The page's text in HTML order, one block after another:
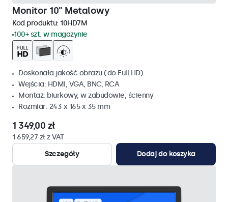
Monitor 10" Metalowy
Kod produktu: 10HD7M
100+ szt. w magazynie
Doskonała jakość obrazu (do Full HD)
Wejścia: HDMI, VGA, BNC, RCA
Montaż: biurkowy, w zabudowie, ścienny
Rozmiar: 243 x 165 x 35 mm
1 349,00 zł
1 659,27 zł z VAT
Szczegóły
Dodaj do koszyka